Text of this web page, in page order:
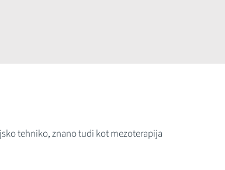
tehniko, znano tudi kot mezoterapija